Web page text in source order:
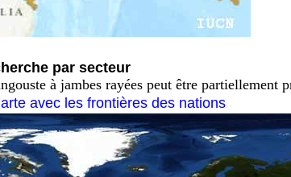
par secteur
à jambes rayées peut être partiellement
avec les frontières des nations